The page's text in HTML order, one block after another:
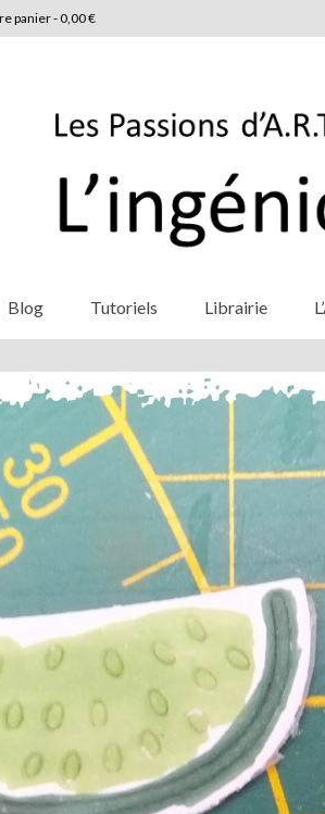
panier-0,00€
Blog Tutoriels Librairie